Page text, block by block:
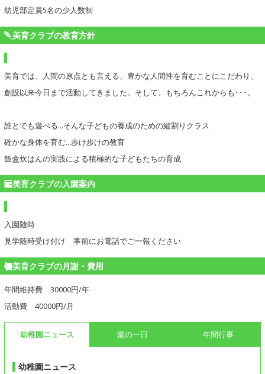
幼児部定員5名の少人数制
美育クラブの教育方針
美育では、人間の原点とも言える、豊かな人間性を育むことにこだわり、
創設以来今日まで活動してきました。そして、もちろんこれからも･･･。
誰とでも遊べる…そんな子どもの養成のための縦割りクラス
確かな身体を育む…歩け歩けの教育
飯盒炊はんの実践による積極的な子どもたちの育成
美育クラブの入園案内
入園随時
見学随時受け付け 事前にお電話でご一報ください
美育クラブの月謝・費用
年間維持費 30000円/年
活動費 40000円/月
幼稚園ニュース 園の一日 年間行事
幼稚園ニュース